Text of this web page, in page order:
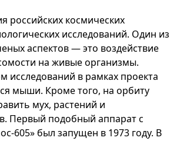
российских космических
исследований. Один из
аспектов — это воздействие
на живые организмы.
исследований в рамках проекта
мыши. Кроме того, на орбиту
мух, растений и
Первый подобный аппарат с
605» был запущен в 1973 году. В